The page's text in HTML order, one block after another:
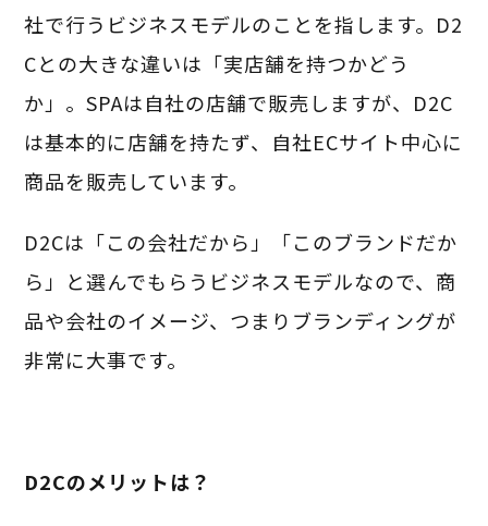
社で行うビジネスモデルのことを指します。D2
Cとの大きな違いは「実店舗を持つかどう
か」。SPAは自社の店舗で販売しますが、D2C
は基本的に店舗を持たず、自社ECサイト中心に
商品を販売しています。
D2Cは「この会社だから」「このブランドだか
ら」と選んでもらうビジネスモデルなので、商
品や会社のイメージ、つまりブランディングが
非常に大事です。
D2Cのメリットは？